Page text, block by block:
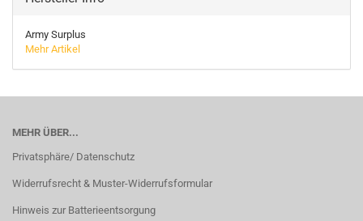
Army Surplus
Mehr Artikel
MEHR ÜBER...
Privatsphäre/ Datenschutz
Widerrufsrecht & Muster-Widerrufsformular
Hinweis zur Batterieentsorgung